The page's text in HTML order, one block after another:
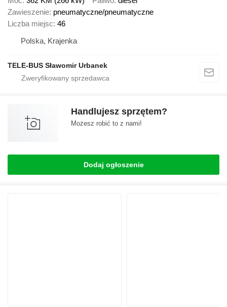
Zawieszenie pneumatyczne/pneumatyczne
Liczba miejsc 46
Polska, Krajenka
TELE-BUS Sławomir Urbanek
Handlujesz sprzętem?
Możesz robić to z nami!
Dodaj ogłoszenie